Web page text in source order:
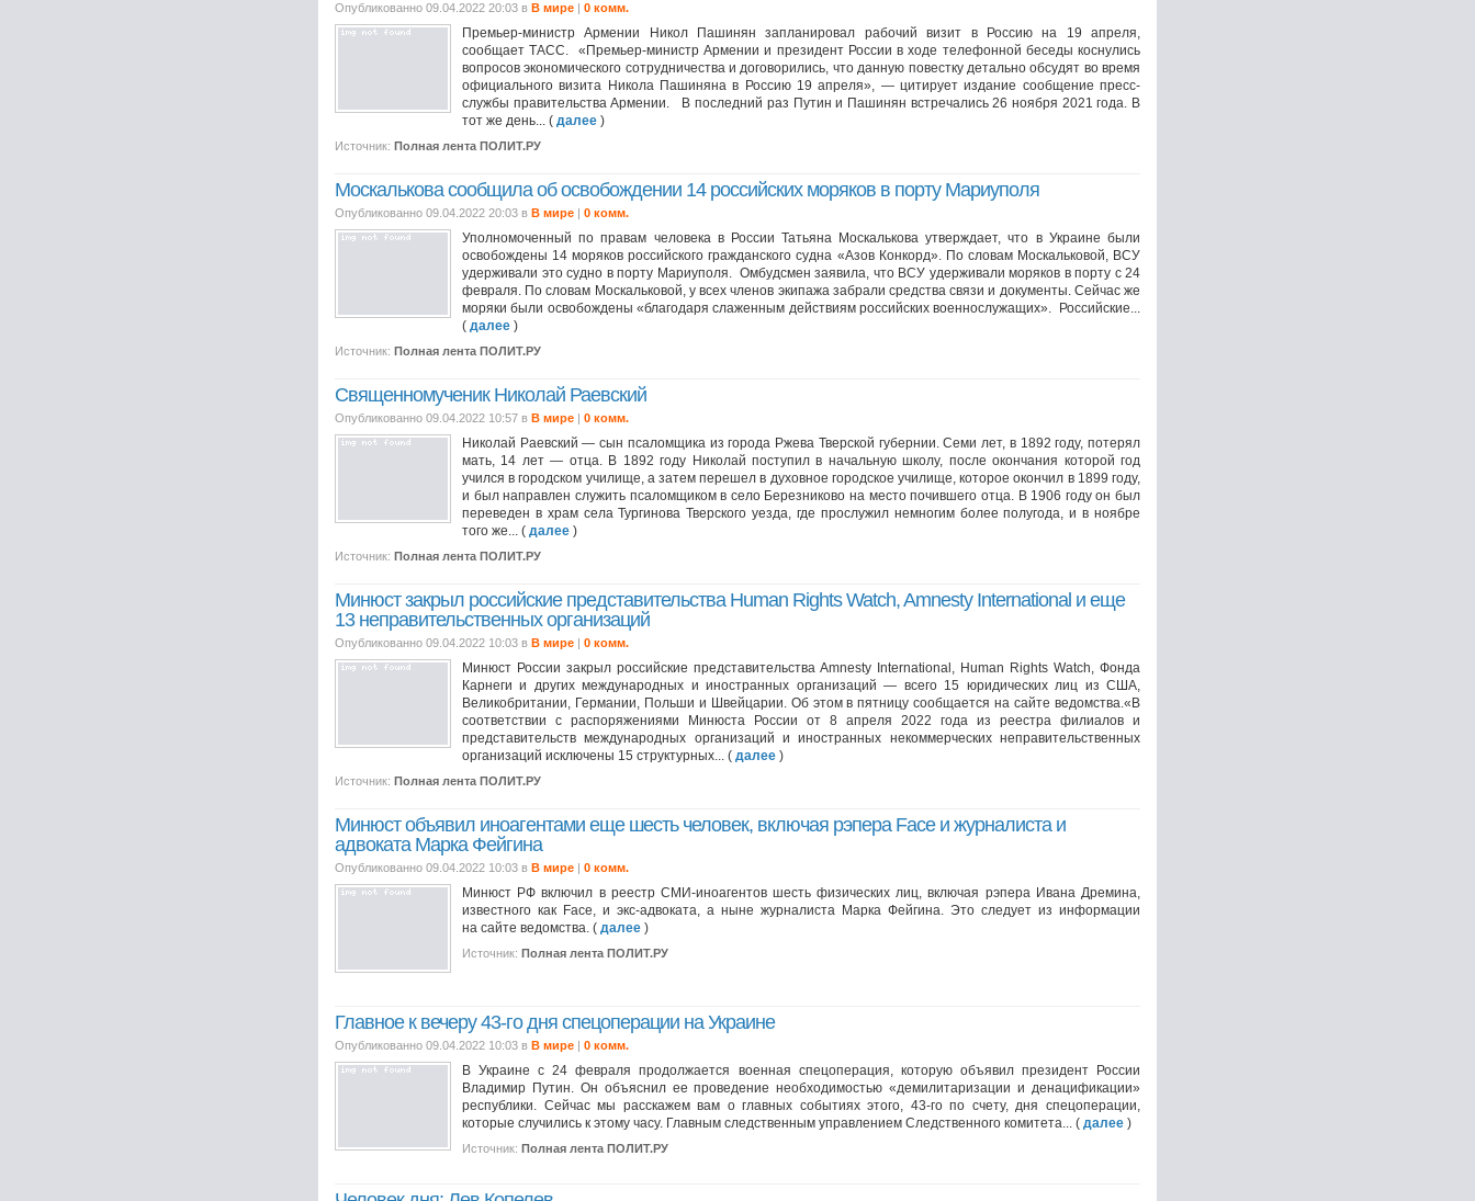
Опубликованно 09.04.2022 20:03 в В мире | 0 комм.
Премьер-министр Армении Никол Пашинян запланировал рабочий визит в Россию на 19 апреля,
сообщает ТАСС. «Премьер-министр Армении и президент России в ходе телефонной беседы коснулись
вопросов экономического сотрудничества и договорились, что данную повестку детально обсудят во время
официального визита Никола Пашиняна в Россию 19 апреля», — цитирует издание сообщение пресс-
службы правительства Армении. В последний раз Путин и Пашинян встречались 26 ноября 2021 года. В
тот же день... ( далее )
Источник: Полная лента ПОЛИТ.РУ
Москалькова сообщила об освобождении 14 российских моряков в порту Мариуполя
Опубликованно 09.04.2022 20:03 в В мире | 0 комм.
Уполномоченный по правам человека в России Татьяна Москалькова утверждает, что в Украине были
освобождены 14 моряков российского гражданского судна «Азов Конкорд». По словам Москальковой, ВСУ
удерживали это судно в порту Мариуполя. Омбудсмен заявила, что ВСУ удерживали моряков в порту с 24
февраля. По словам Москальковой, у всех членов экипажа забрали средства связи и документы. Сейчас же
моряки были освобождены «благодаря слаженным действиям российских военнослужащих». Российские...
( далее )
Источник: Полная лента ПОЛИТ.РУ
Священномученик Николай Раевский
Опубликованно 09.04.2022 10:57 в В мире | 0 комм.
Николай Раевский — сын псаломщика из города Ржева Тверской губернии. Семи лет, в 1892 году, потерял
мать, 14 лет — отца. В 1892 году Николай поступил в начальную школу, после окончания которой год
учился в городском училище, а затем перешел в духовное городское училище, которое окончил в 1899 году,
и был направлен служить псаломщиком в село Березниково на место почившего отца. В 1906 году он был
переведен в храм села Тургинова Тверского уезда, где прослужил немногим более полугода, и в ноябре
того же... ( далее )
Источник: Полная лента ПОЛИТ.РУ
Минюст закрыл российские представительства Human Rights Watch, Amnesty International и еще
13 неправительственных организаций
Опубликованно 09.04.2022 10:03 в В мире | 0 комм.
Минюст России закрыл российские представительства Amnesty International, Human Rights Watch, Фонда
Карнеги и других международных и иностранных организаций — всего 15 юридических лиц из США,
Великобритании, Германии, Польши и Швейцарии. Об этом в пятницу сообщается на сайте ведомства.«В
соответствии с распоряжениями Минюста России от 8 апреля 2022 года из реестра филиалов и
представительств международных организаций и иностранных некоммерческих неправительственных
организаций исключены 15 структурных... ( далее )
Источник: Полная лента ПОЛИТ.РУ
Минюст объявил иноагентами еще шесть человек, включая рэпера Face и журналиста и
адвоката Марка Фейгина
Опубликованно 09.04.2022 10:03 в В мире | 0 комм.
Минюст РФ включил в реестр СМИ-иноагентов шесть физических лиц, включая рэпера Ивана Дремина,
известного как Face, и экс-адвоката, а ныне журналиста Марка Фейгина. Это следует из информации
на сайте ведомства. ( далее )
Источник: Полная лента ПОЛИТ.РУ
Главное к вечеру 43-го дня спецоперации на Украине
Опубликованно 09.04.2022 10:03 в В мире | 0 комм.
В Украине с 24 февраля продолжается военная спецоперация, которую объявил президент России
Владимир Путин. Он объяснил ее проведение необходимостью «демилитаризации и денацификации»
республики. Сейчас мы расскажем вам о главных событиях этого, 43-го по счету, дня спецоперации,
которые случились к этому часу. Главным следственным управлением Следственного комитета... ( далее )
Источник: Полная лента ПОЛИТ.РУ